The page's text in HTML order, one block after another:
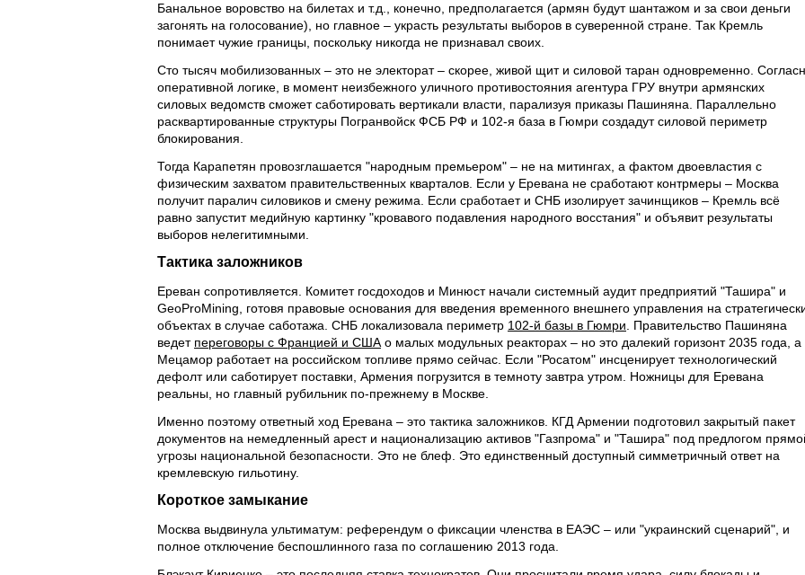
Банальное воровство на билетах и т.д., конечно, предполагается (армян будут шантажом и за свои деньги
загонять на голосование), но главное – украсть результаты выборов в суверенной стране. Так Кремль
понимает чужие границы, поскольку никогда не признавал своих.
Сто тысяч мобилизованных – это не электорат – скорее, живой щит и силовой таран одновременно.
оперативной логике, в момент неизбежного уличного противостояния агентура ГРУ внутри армянских
силовых ведомств сможет саботировать вертикали власти, парализуя приказы Пашиняна. Параллельно
расквартированные структуры Погранвойск ФСБ РФ и 102-я база в Гюмри создадут силовой периметр
блокирования.
Тогда Карапетян провозглашается "народным премьером" – не на митингах, а фактом двоевластия с
физическим захватом правительственных кварталов. Если у Еревана не сработают контрмеры – Москва
получит паралич силовиков и смену режима. Если сработает и СНБ изолирует зачинщиков – Кремль всё
равно запустит медийную картинку "кровавого подавления народного восстания" и объявит результаты
выборов нелегитимными.
Тактика заложников
Ереван сопротивляется. Комитет госдоходов и Минюст начали системный аудит предприятий "Ташира" и
GeoProMining, готовя правовые основания для введения временного внешнего управления на
объектах в случае саботажа. СНБ локализовала периметр 102-й базы в Гюмри . Правительство Пашиняна
ведет переговоры с Францией и США о малых модульных реакторах – но это далекий горизонт 2035 года, а
Мецамор работает на российском топливе прямо сейчас. Если "Росатом" инсценирует технологический
дефолт или саботирует поставки, Армения погрузится в темноту завтра утром. Ножницы для Еревана
реальны, но главный рубильник по-прежнему в Москве.
Именно поэтому ответный ход Еревана – это тактика заложников. КГД Армении подготовил закрытый пакет
документов на немедленный арест и национализацию активов "Газпрома" и "Ташира" под предлогом
угрозы национальной безопасности. Это не блеф. Это единственный доступный симметричный ответ на
кремлевскую гильотину.
Короткое замыкание
Москва выдвинула ультиматум: референдум о фиксации членства в ЕАЭС – или "украинский сценарий", и
полное отключение беспошлинного газа по соглашению 2013 года.